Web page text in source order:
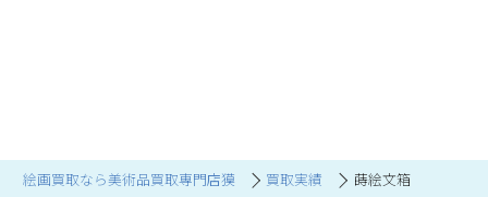
絵画買取なら美術品買取専門店獏 買取実績 蒔絵文箱